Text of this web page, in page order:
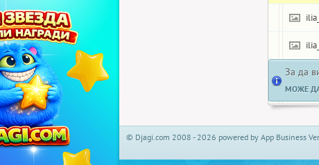
За да
МОЖЕ
© Djagi.com 2008 - 2026 powered by App Business